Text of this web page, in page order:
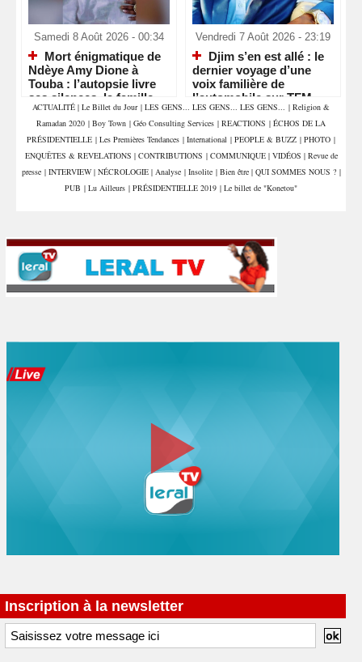
Samedi 8 Août 2026 - 00:34
Mort énigmatique de
Ndèye Amy Dione à
Touba : l’autopsie livre
ses silences, la famille
attend la vérité
Vendredi 7 Août 2026 - 23:19
Djim s’en est allé : le
dernier voyage d’une
voix familière de
l’automobile sur TFM
ACTUALITÉ | Le Billet du Jour | LES GENS... LES GENS... LES GENS... | Religion &
Ramadan 2020 | Boy Town | Géo Consulting Services | REACTIONS | ÉCHOS DE LA
PRÉSIDENTIELLE | Les Premières Tendances | International | PEOPLE & BUZZ | PHOTO |
ENQUÊTES & REVELATIONS | CONTRIBUTIONS | COMMUNIQUE | VIDÉOS | Revue de
presse | INTERVIEW | NÉCROLOGIE | Analyse | Insolite | Bien être | QUI SOMMES NOUS ? |
PUB | Lu Ailleurs | PRÉSIDENTIELLE 2019 | Le billet de "Konetou"
Inscription à la newsletter